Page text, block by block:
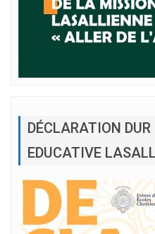
DÉCLARATION
EDUCATIVE